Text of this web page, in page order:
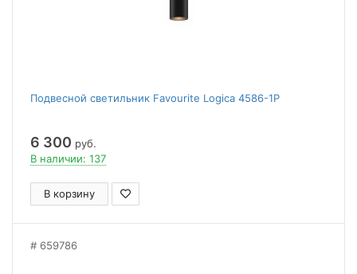
Подвесной светильник Favourite Logica 4586-1P
6 300 руб.
В наличии: 137
В корзину
659786